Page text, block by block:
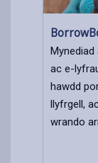
ac e-
hawdd
llyfrgell,
wrando